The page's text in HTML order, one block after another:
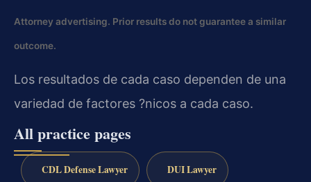
Attorney advertising. Prior results do not guarantee a similar
outcome.
Los resultados de cada caso dependen de una
variedad de factores ?nicos a cada caso.
All practice pages
CDL Defense Lawyer DUI Lawyer